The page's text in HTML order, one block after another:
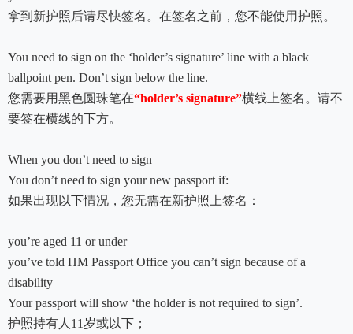
拿到新护照后请尽快签名。在签名之前，您不能使用护照。
You need to sign on the ‘holder’s signature’ line with a black
ballpoint pen. Don’t sign below the line.
您需要用黑色圆珠笔在“holder’s signature”横线上签名。请不
要签在横线的下方。
When you don’t need to sign
You don’t need to sign your new passport if:
如果出现以下情况，您无需在新护照上签名：
you’re aged 11 or under
you’ve told HM Passport Office you can’t sign because of a
disability
Your passport will show ‘the holder is not required to sign’.
护照持有人11岁或以下；